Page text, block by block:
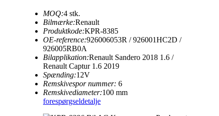
MOQ:4 stk.
Bilmærke:Renault
Produktkode:KPR-8385
OE-reference:926006053R / 926001HC2D /
926005RB0A
Bilapplikation:Renault Sandero 2018 1.6 /
Renault Captur 1.6 2019
Spænding:12V
Remskivespor nummer: 6
Remskivediameter:100 mm
forespørgseldetalje